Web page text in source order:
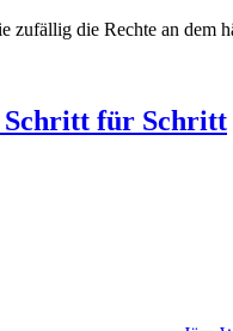
die Rechte an dem
Schritt für Schritt